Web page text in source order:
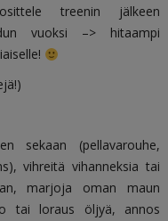
treenin jälkeen
vuoksi –> hitaampi
sekaan (pellavarouhe,
vihreitä vihanneksia tai
marjoja oman maun
tai loraus öljyä, annos